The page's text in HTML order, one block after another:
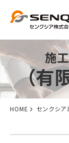
HOME センクシア
施
（有